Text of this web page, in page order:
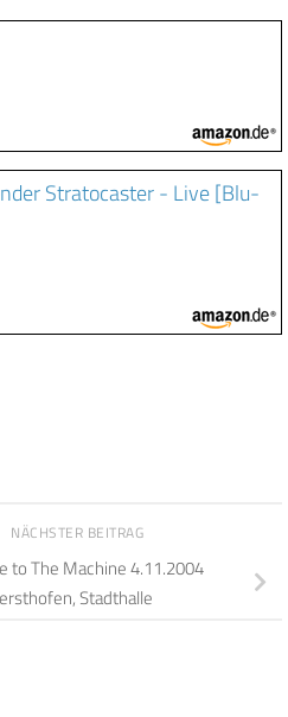
Stratocaster - Live [Blu-
NÄCHSTER BEITRAG
to The Machine 4.11.2004
Stadthalle